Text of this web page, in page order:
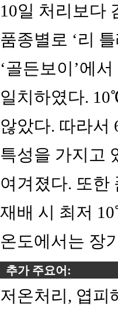
10일 처리보다
품종별로 ‘리
‘골든보이’에
일치하였다.
않았다. 따라서
특성을 가지고
여겨졌다. 또한
재배 시 최저
온도에서는 장
추가 주요어:
저온처리, 엽피